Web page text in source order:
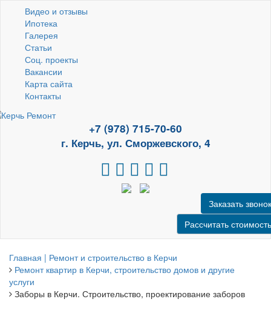
Видео и отзывы
Ипотека
Галерея
Статьи
Соц. проекты
Вакансии
Карта сайта
Контакты
+7 (978) 715-70-60
г. Керчь, ул. Сморжевского, 4
Заказать звонок
Рассчитать стоимость
Главная | Ремонт и строительство в Керчи
Ремонт квартир в Керчи, строительство домов и другие
услуги
Заборы в Керчи. Строительство, проектирование заборов